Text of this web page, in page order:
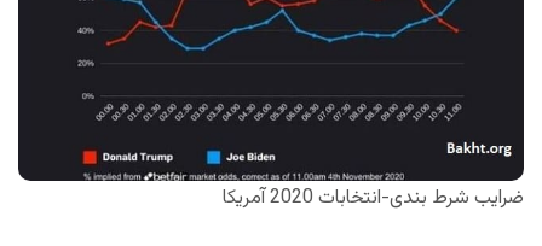
ضرایب شرط بندی-انتخابات 2020 آمریکا